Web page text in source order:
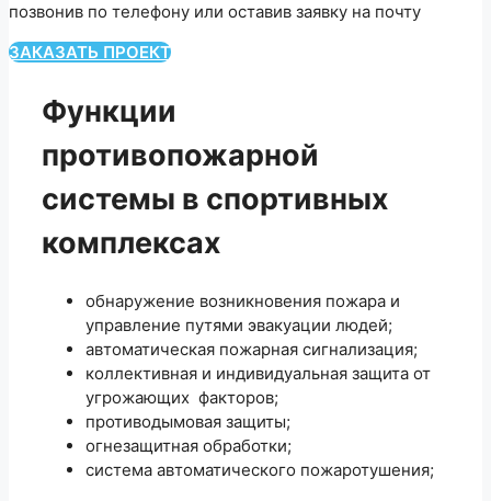
позвонив по телефону или оставив заявку на почту
ЗАКАЗАТЬ ПРОЕКТ
Функции
противопожарной
системы в спортивных
комплексах
обнаружение возникновения пожара и
управление путями эвакуации людей;
автоматическая пожарная сигнализация;
коллективная и индивидуальная защита от
угрожающих факторов;
противодымовая защиты;
огнезащитная обработки;
система автоматического пожаротушения;